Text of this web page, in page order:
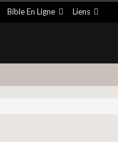
Bible En Ligne Liens